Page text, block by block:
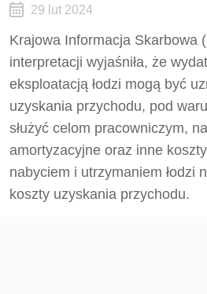
29 lut 2024
Krajowa Informacja Skarbowa
interpretacji wyjaśniła, że
eksploatacją łodzi mogą być
uzyskania przychodu, pod
służyć celom pracowniczym,
amortyzacyjne oraz inne
nabyciem i utrzymaniem łodzi
koszty uzyskania przychodu.